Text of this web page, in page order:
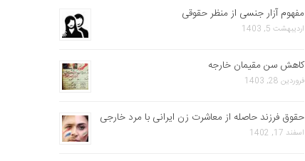
مفهوم آزار جنسی از منظر حقوقی
اردیبهشت 5, 1403
کاهش سن مقیمان خارجه
فروردین 28, 1403
حقوق فرزند حاصله از معاشرت زن ایرانی با مرد خارجی
اسفند 17, 1402